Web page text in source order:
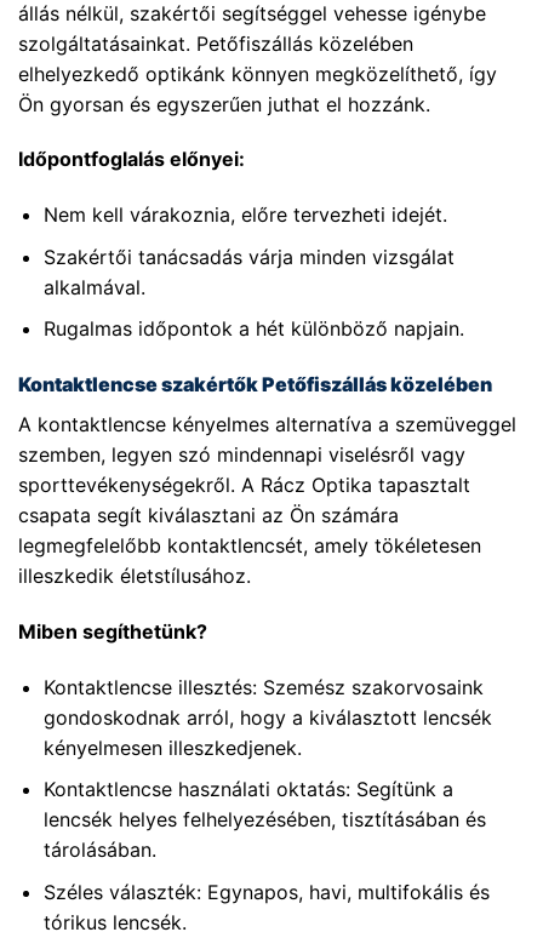
állás nélkül, szakértői segítséggel vehesse igénybe
szolgáltatásainkat. Petőfiszállás közelében
elhelyezkedő optikánk könnyen megközelíthető, így
Ön gyorsan és egyszerűen juthat el hozzánk.
Időpontfoglalás előnyei:
Nem kell várakoznia, előre tervezheti idejét.
Szakértői tanácsadás várja minden vizsgálat
alkalmával.
Rugalmas időpontok a hét különböző napjain.
Kontaktlencse szakértők Petőfiszállás közelében
A kontaktlencse kényelmes alternatíva a szemüveggel
szemben, legyen szó mindennapi viselésről vagy
sporttevékenységekről. A Rácz Optika tapasztalt
csapata segít kiválasztani az Ön számára
legmegfelelőbb kontaktlencsét, amely tökéletesen
illeszkedik életstílusához.
Miben segíthetünk?
Kontaktlencse illesztés: Szemész szakorvosaink
gondoskodnak arról, hogy a kiválasztott lencsék
kényelmesen illeszkedjenek.
Kontaktlencse használati oktatás: Segítünk a
lencsék helyes felhelyezésében, tisztításában és
tárolásában.
Széles választék: Egynapos, havi, multifokális és
tórikus lencsék.